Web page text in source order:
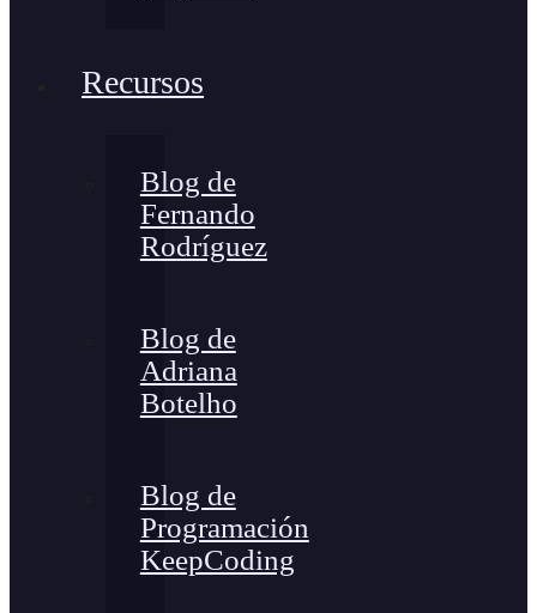
Recursos
Blog de
Fernando
Rodríguez
Blog de
Adriana
Botelho
Blog de
Programación
KeepCoding